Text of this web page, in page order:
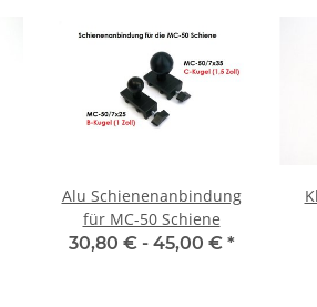
Alu Schienenanbindung
für MC-50 Schiene
30,80 € - 45,00 € *